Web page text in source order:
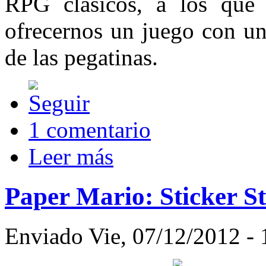
ofrecernos un juego con
de las pegatinas.
1 comentario
Leer más
Paper Mario: Sticker
Enviado Vie, 07/12/2012 -